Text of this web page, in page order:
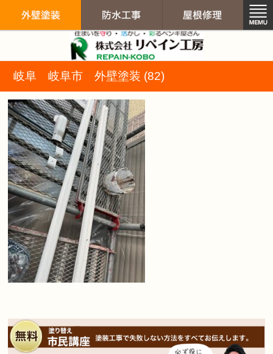
岐阜 岐阜市 外壁塗装 (82)